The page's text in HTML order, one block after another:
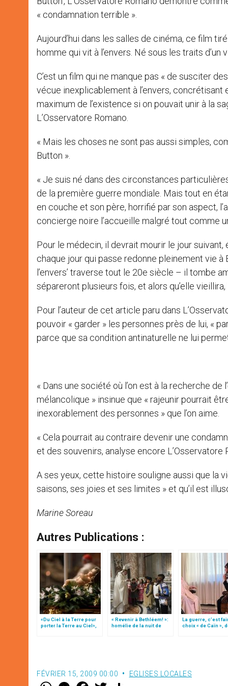
« condamnation terrible ».
Aujourd’hui dans les salles de cinéma, ce film
homme qui vit à l’envers. Né sous les traits
C’est un film qui ne manque pas « de susciter
vécue inexplicablement à l’envers,
maximum de l’existence si on pouvait unir à la
L’Osservatore Romano.
« Mais les choses ne sont pas aussi simples,
Button ».
« Je suis né dans des circonstances
de la première guerre mondiale. Mais tout en
en couche et son père, horrifié par son aspect,
concierge noire l’accueille malgré tout comme
Pour le médecin, il devrait mourir le jour suivant,
chaque jour qui passe redonne pleinement vie
l’envers’ traverse tout le 20e siècle – il tombe
sépareront plusieurs fois, et alors qu’elle
Pour l’auteur de cet article paru dans
pouvoir « garder » les personnes près de lui, «
parce que sa condition antinaturelle ne lui
« Dans une société où l’on est à la recherche
mélancolique » insinue que « rajeunir pourrait
inexorablement des personnes » que l’on aime.
« Cela pourrait au contraire devenir une
et des souvenirs, analyse encore L’Osservatore
A ses yeux, cette histoire souligne aussi que la
saisons, ses joies et ses limites » et qu’il est
Marine Soreau
Autres Publications :
«Du Ciel à la Terre pour
porter la Terre au Ciel»,
« Revenir à Bethléem! »:
homélie de la nuit de
Noël (texte complet)
La guerre, c’est
choix « de Caïn »,
FÉVRIER 15, 2009 00:00 EGLISES LOCALES
W M F